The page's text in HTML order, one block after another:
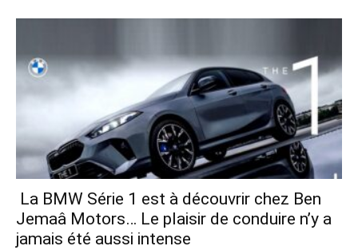
La BMW Série 1 est à découvrir chez Ben
Jemaâ Motors… Le plaisir de conduire n’y a
jamais été aussi intense